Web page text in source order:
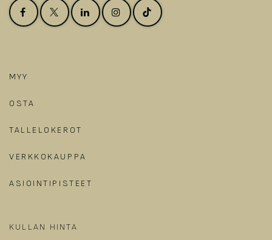
MYY
OSTA
TALLELOKEROT
VERKKOKAUPPA
ASIOINTIPISTEET
KULLAN HINTA